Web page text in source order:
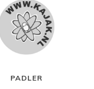
PADLER